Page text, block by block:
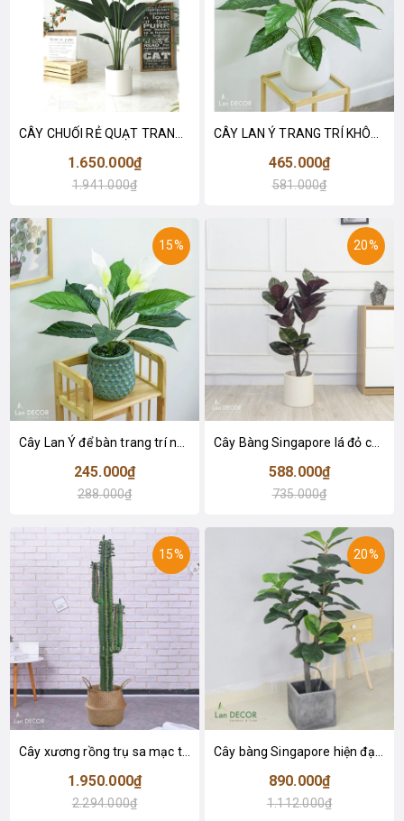
1.650.000₫
1.941.000₫
465.000₫
581.000₫
15%
245.000₫
288.000₫
20%
Cây Bàng Singapore lá đỏ cây giả trang trí Lan Decor (110cm) - LC2918-1
588.000₫
735.000₫
15%
Cây xương rồng trụ sa mạc trang trí loại 2 tay (155cm) - LC2912
1.950.000₫
2.294.000₫
20%
890.000₫
1.112.000₫